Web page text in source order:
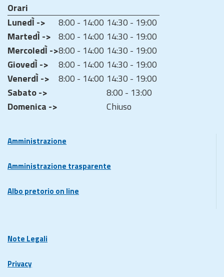
Orari
LunedÌ ->
8:00 - 14:00 14:30 - 19:00
MartedÌ -> 8:00 - 14:00 14:30 - 19:00
MercoledÌ ->8:00 - 14:00 14:30 - 19:00
GiovedÌ ->
8:00 - 14:00 14:30 - 19:00
VenerdÌ ->
8:00 - 14:00 14:30 - 19:00
Sabato ->
8:00 - 13:00
Domenica ->
Chiuso
Amministrazione
Amministrazione trasparente
Albo pretorio on line
Note Legali
Privacy